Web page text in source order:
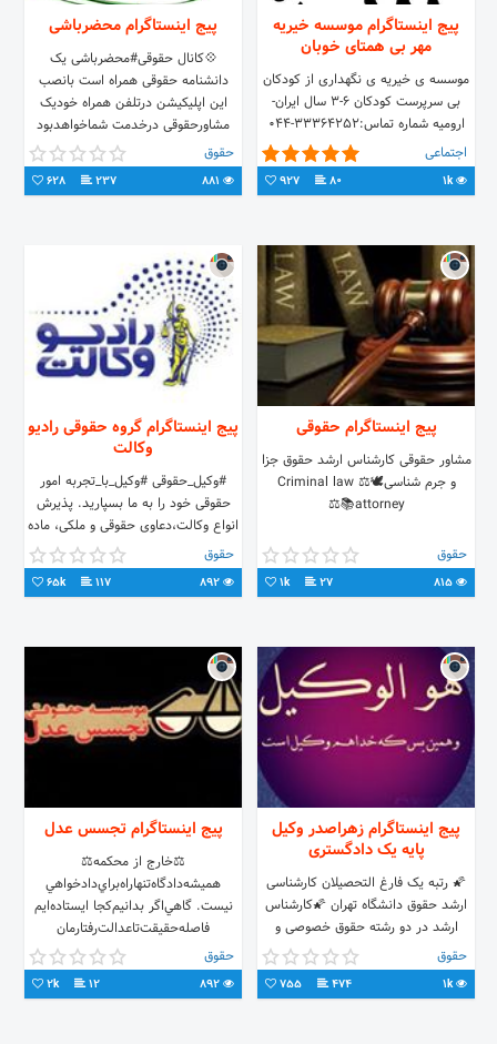
پیج اینستاگرام موسسه خیریه
مهر بی همتای خوبان
موسسه ی خیریه ی نگهداری از کودکان
بی سرپرست کودکان ۶-۳ سال ایران-
ارومیه شماره تماس:۳۳۳۶۴۲۵۲-۰۴۴
نیازمند حمایت گرم شما خیرین گرامی از
کودکان بی سرپرست برای حفظ و
نگهداری هر چه بهتر از این کودکان بی
اجتماعی
1k
80
927
پیج اینستاگرام محضرباشی
💠کانال حقوقی#محضرباشی یک
دانشنامه حقوقی همراه است بانصب
این اپلیکیشن درتلفن همراه خودیک
مشاورحقوقی درخدمت شماخواهدبود
https://telegram.me/mahzarbashi
حقوق
237
628
پیج اینستاگرام حقوقی
مشاور حقوقی کارشناس ارشد حقوق جزا
و جرم شناسی🕊⚖️ Criminal law
attorney📚⚖️
حقوق
27
1k
پیج اینستاگرام گروه حقوقی رادیو
وکالت
#وکیل_حقوقی #وکیل_با_تجربه امور
حقوقی خود را به ما بسپارید. پذیرش
انواع وکالت،دعاوی حقوقی و ملکی، ماده
حقوق
117
65k
پیج اینستاگرام زهراصدر وکیل
پایه یک دادگستری
🌠 رتبه یک فارغ التحصیلان کارشناسی
ارشد حقوق دانشگاه تهران 🌠کارشناس
ارشد در دو رشته حقوق خصوصی و
حقوق نفت و گاز مدیر موسسه حقوقی
برهان قائم 🌠
حقوق
1k
474
755
پیج اینستاگرام تجسس عدل
⚖️خارج از محکمه⚖️
هميشه‌دادگاه‌تنها‌راه‌براي‌دادخواهي‌
نيست. گاهي‌اگر بدانيم‌كجا ايستاده‌ایم‌
فاصله‌حقيقت‌تا‌عدالت‌رفتارمان‌
دقيقاهمان‌حق‌است.
حقوق
12
2k